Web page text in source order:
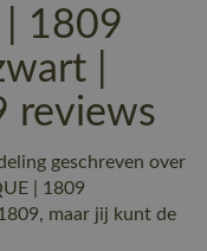
| 1809
|
reviews
geschreven over
| 1809
maar jij kunt de